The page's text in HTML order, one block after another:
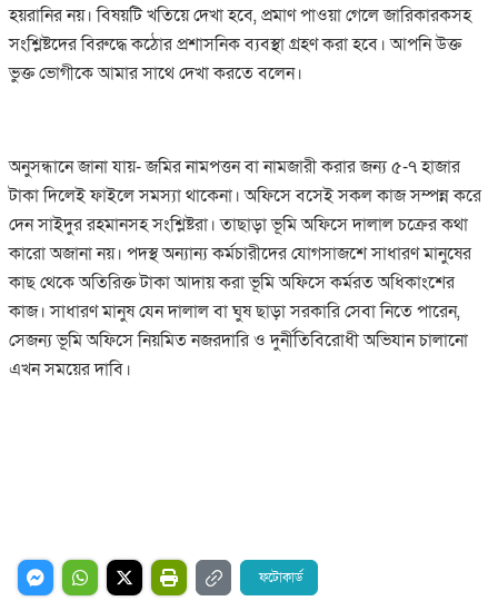
হয়রানির নয়। বিষয়টি খতিয়ে দেখা হবে, প্রমাণ পাওয়া গেলে জারিকারকসহ
সংশ্লিষ্টদের বিরুদ্ধে কঠোর প্রশাসনিক ব্যবস্থা গ্রহণ করা হবে। আপনি উক্ত
ভুক্ত ভোগীকে আমার সাথে দেখা করতে বলেন।
অনুসন্ধানে জানা যায়- জমির নামপত্তন বা নামজারী করার জন্য ৫-৭ হাজার
টাকা দিলেই ফাইলে সমস্যা থাকেনা। অফিসে বসেই সকল কাজ সম্পন্ন করে
দেন সাইদুর রহমানসহ সংশ্লিষ্টরা। তাছাড়া ভূমি অফিসে দালাল চক্রের কথা
কারো অজানা নয়। পদস্থ অন্যান্য কর্মচারীদের যোগসাজশে সাধারণ মানুষের
কাছ থেকে অতিরিক্ত টাকা আদায় করা ভূমি অফিসে কর্মরত অধিকাংশের
কাজ। সাধারণ মানুষ যেন দালাল বা ঘুষ ছাড়া সরকারি সেবা নিতে পারেন,
সেজন্য ভূমি অফিসে নিয়মিত নজরদারি ও দুর্নীতিবিরোধী অভিযান চালানো
এখন সময়ের দাবি।
ফটোকার্ড